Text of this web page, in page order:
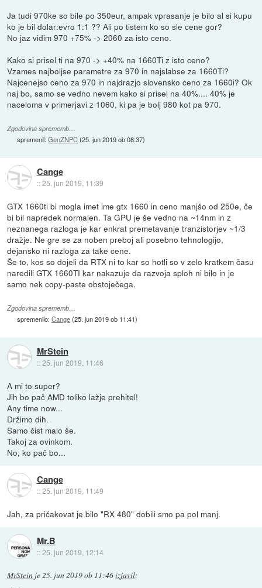
Ja tudi 970ke so bile po 350eur, ampak vprasanje je bilo al si kupu
ko je bil dolar:evro 1:1 ?? Ali po tistem ko so sle cene gor?
No jaz vidim 970 +75% -> 2060 za isto ceno.
Kako si prisel ti na 970 -> +40% na 1660Ti z isto ceno?
Vzames najboljse parametre za 970 in najslabse za 1660Ti?
Najcenejso ceno za 970 in najdrazjo slovensko ceno za 1660i? Ok
naj bo, samo se vedno nevem kako si prisel na 40%.... 40% je
naceloma v primerjavi z 1060, ki pa je bolj 980 kot pa 970.
Zgodovina sprememb…
spremenil:GenZNPC(25. jun 2019 ob 08:37)
Cange
::25. jun 2019, 11:39
GTX 1660ti bi mogla imet ime gtx 1660 in ceno manjšo od 250e, če
bi bil napredek normalen. Ta GPU je še vedno na ~14nm in z
neznanega razloga je kar enkrat premetavanje tranzistorjev ~1/3
dražje. Ne gre se za noben preboj ali posebno tehnologijo,
dejansko ni razloga za take cene.
Še to, kos so dojeli da RTX ni to kar so hotli so v zelo kratkem času
naredili GTX 1660TI kar nakazuje da razvoja sploh ni bilo in je
samo nek copy-paste obstoječega.
Zgodovina sprememb…
spremenilo:Cange(25. jun 2019 ob 11:41)
MrStein
::25. jun 2019, 11:46
A mi to super?
Jih bo pač AMD toliko lažje prehitel!
Any time now...
Držimo dih.
Samo čist malo še.
Takoj za ovinkom.
No, ko pač bo...
Cange
::25. jun 2019, 11:49
Jah, za pričakovat je bilo "RX 480" dobili smo pa pol manj.
Mr.B
::25. jun 2019, 12:14
MrStein je25. jun 2019 ob 11:46izjavil: